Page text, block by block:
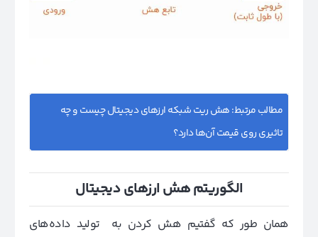
مطالب مرتبط:هش ریت شبکه ارزهای دیجیتال چیست و چه
تاثیری روی قیمت آن‌ها دارد؟
الگوریتم هش ارزهای دیجیتال
همان طور که گفتیم هش کردن به تولید داده‌های